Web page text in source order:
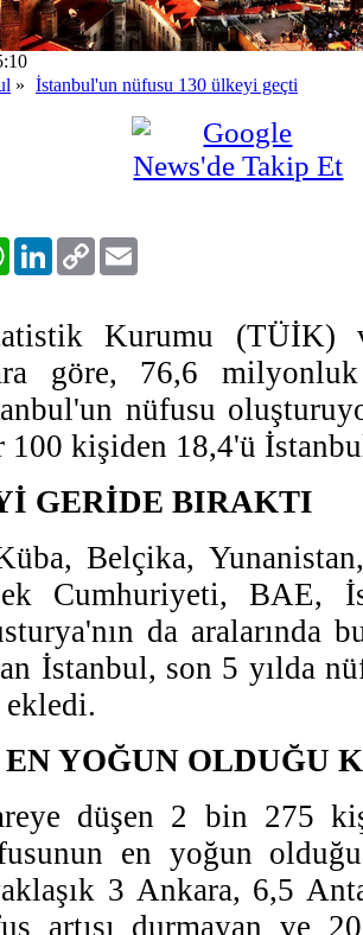
» İstanbul'un nüfusu 130 ülkeyi geçti
WhatsAppLinkedIn
Copy
Link
Kurumu (TÜİK)
göre, 76,6
nüfusu
100 kişiden 18,4'ü
GERİDE BIRAKTI
Belçika,
Cumhuriyeti, BAE,
da aralarında
İstanbul, son 5 yılda
EN YOĞUN OLDUĞU
düşen 2 bin 275
en yoğun
3 Ankara, 6,5
artışı durmayan ve